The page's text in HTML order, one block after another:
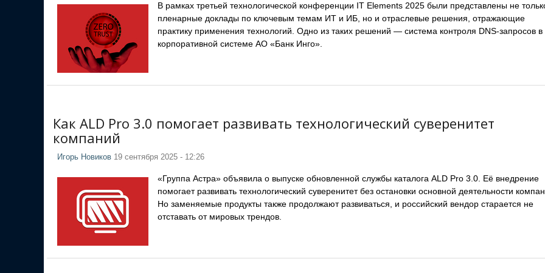
В рамках третьей технологической конференции IT Elements 2025 были представлены не
пленарные доклады по ключевым темам ИТ и ИБ, но и отраслевые решения, отражающие
практику применения технологий. Одно из таких решений — система контроля DNS-запросов в
корпоративной системе АО «Банк Инго».
Как ALD Pro 3.0 помогает развивать технологический суверенитет
компаний
Игорь Новиков 19 сентября 2025 - 12:26
«Группа Астра» объявила о выпуске обновленной службы каталога ALD Pro 3.0. Её внедрение
помогает развивать технологический суверенитет без остановки основной деятельности
Но заменяемые продукты также продолжают развиваться, и российский вендор старается не
отставать от мировых трендов.